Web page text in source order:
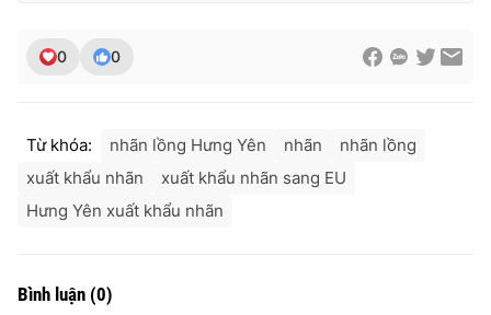
Email:toasoan@vtv.vn
0 0
Từ khóa: nhãn lồng Hưng Yên nhãn
nhãn lồng
xuất khẩu nhãn
xuất khẩu nhãn sang EU
Hưng Yên xuất khẩu nhãn
Bình luận (0)